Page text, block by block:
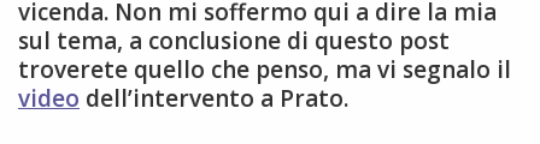
vicenda. Non mi soffermo qui a dire la mia
sul tema, a conclusione di questo post
troverete quello che penso, ma vi segnalo il
video dell’intervento a Prato.